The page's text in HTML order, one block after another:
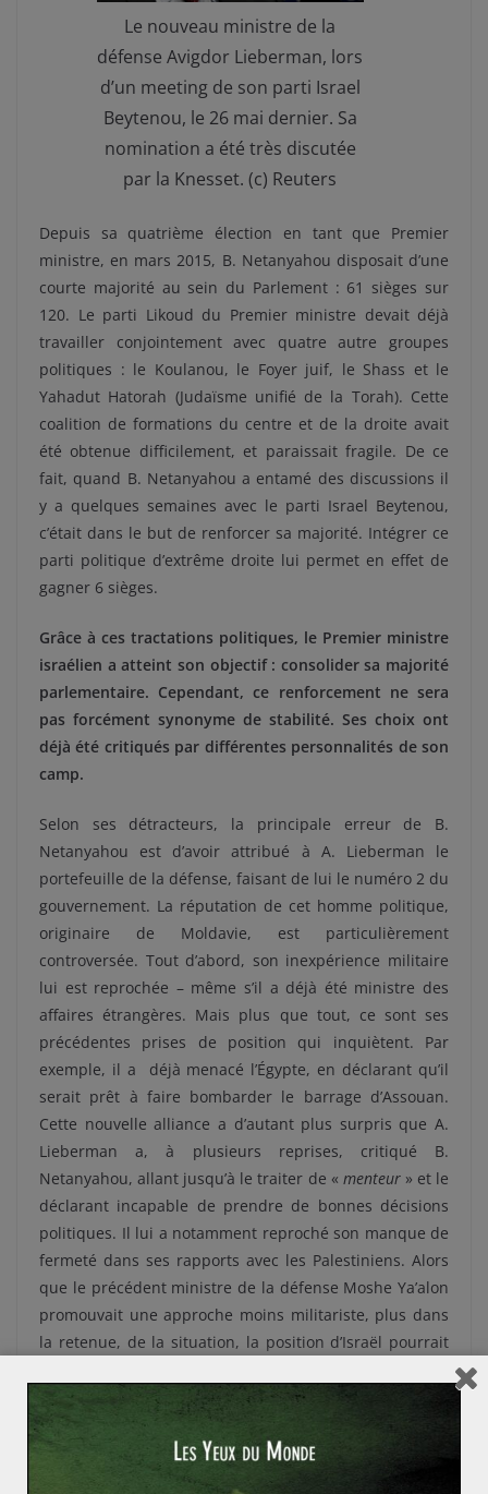
Le nouveau ministre de la
défense Avigdor Lieberman, lors
d’un meeting de son parti Israel
Beytenou, le 26 mai dernier. Sa
nomination a été très discutée
par la Knesset. (c) Reuters
Depuis sa quatrième élection en tant que Premier
ministre, en mars 2015, B. Netanyahou disposait d’une
courte majorité au sein du Parlement : 61 sièges sur
120. Le parti Likoud du Premier ministre devait déjà
travailler conjointement avec quatre autre groupes
politiques : le Koulanou, le Foyer juif, le Shass et le
Yahadut Hatorah (Judaïsme unifié de la Torah). Cette
coalition de formations du centre et de la droite avait
été obtenue difficilement, et paraissait fragile. De ce
fait, quand B. Netanyahou a entamé des discussions il
y a quelques semaines avec le parti Israel Beytenou,
c’était dans le but de renforcer sa majorité. Intégrer ce
parti politique d’extrême droite lui permet en effet de
gagner 6 sièges.
Grâce à ces tractations politiques, le Premier ministre
israélien a atteint son objectif : consolider sa majorité
parlementaire. Cependant, ce renforcement ne sera
pas forcément synonyme de stabilité. Ses choix ont
déjà été critiqués par différentes personnalités de son
camp.
Selon ses détracteurs, la principale erreur de B.
Netanyahou est d’avoir attribué à A. Lieberman le
portefeuille de la défense, faisant de lui le numéro 2 du
gouvernement. La réputation de cet homme politique,
originaire de Moldavie, est particulièrement
controversée. Tout d’abord, son inexpérience militaire
lui est reprochée – même s’il a déjà été ministre des
affaires étrangères. Mais plus que tout, ce sont ses
précédentes prises de position qui inquiètent. Par
exemple, il a déjà menacé l’Égypte, en déclarant qu’il
serait prêt à faire bombarder le barrage d’Assouan.
Cette nouvelle alliance a d’autant plus surpris que A.
Lieberman a, à plusieurs reprises, critiqué B.
Netanyahou, allant jusqu’à le traiter de « menteur» et le
déclarant incapable de prendre de bonnes décisions
politiques. Il lui a notamment reproché son manque de
fermeté dans ses rapports avec les Palestiniens. Alors
que le précédent ministre de la défense Moshe Ya’alon
promouvait une approche moins militariste, plus dans
la retenue, de la situation, la position d’Israël pourrait
prestation de serment lundi soir, A. Lieberman a
affirmé qu’il supportait l’idée de «
peuples
», l’inquiétude est grande dans le camp
palestinien, mais aussi parmi la classe politique